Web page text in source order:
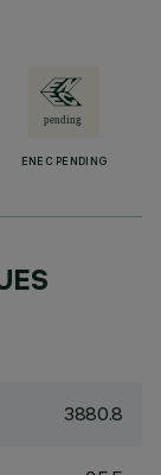
ENEC PENDING
3880.8